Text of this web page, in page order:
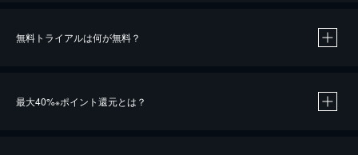
無料トライアルは何が無料？
最大40%※ポイント還元とは？